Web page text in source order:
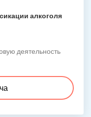
алкоголя
деятельность